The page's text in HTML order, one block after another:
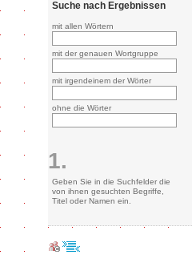
Suche nach Ergebnissen
mit allen Wörtern
mit der genauen Wortgruppe
mit irgendeinem der Wörter
ohne die Wörter
1.
Geben Sie in die Suchfelder die
von ihnen gesuchten Begriffe,
Titel oder Namen ein.